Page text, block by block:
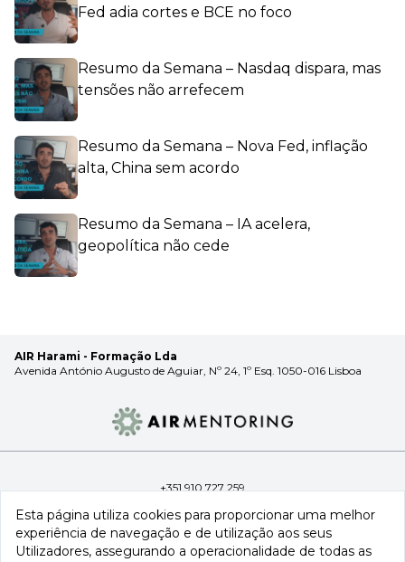
Fed adia cortes e BCE no foco
Resumo da Semana – Nasdaq dispara, mas
tensões não arrefecem
Resumo da Semana – Nova Fed, inflação
alta, China sem acordo
Resumo da Semana – IA acelera,
geopolítica não cede
AIR Harami - Formação Lda
Avenida António Augusto de Aguiar, Nº 24, 1º Esq. 1050-016 Lisboa
+351 910 727 259
Esta página utiliza cookies para proporcionar uma melhor
experiência de navegação e de utilização aos seus
Utilizadores, assegurando a operacionalidade de todas as